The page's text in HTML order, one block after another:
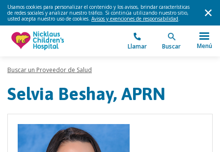
Usamos cookies para personalizar el contenido y los avisos, brindar características
de redes sociales y analizar nuestro tráfico. Si continúa utilizando nuestro sitio,
usted acepta nuestro uso de cookies. Avisos y exenciones de responsabilidad.
Llamar Buscar Menú
Buscar un Proveedor de Salud
Selvia Beshay, APRN